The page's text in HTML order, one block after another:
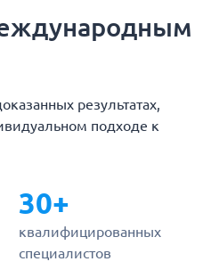
результатах,
подходе к
30+
квалифицированных
специалистов